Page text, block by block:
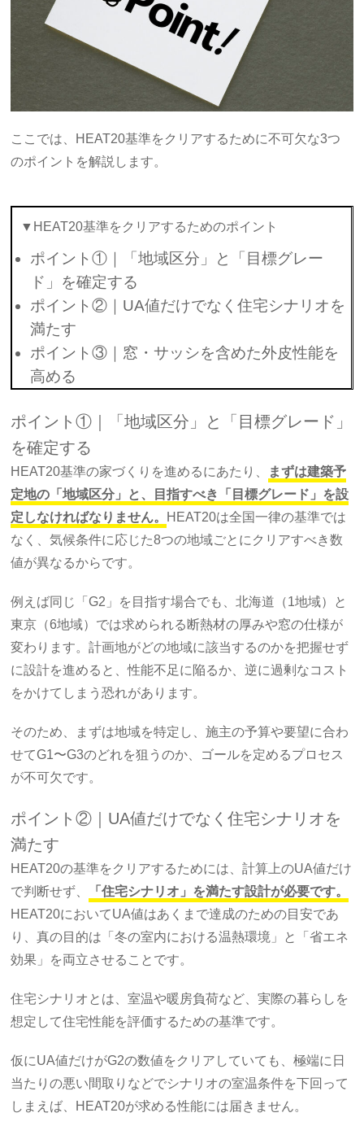
ここでは、HEAT20基準をクリアするために不可欠な3つ
のポイントを解説します。
▼HEAT20基準をクリアするためのポイント
ポイント①｜「地域区分」と「目標グレー
ド」を確定する
ポイント②｜UA値だけでなく住宅シナリオを
満たす
ポイント③｜窓・サッシを含めた外皮性能を
高める
ポイント①｜「地域区分」と「目標グレード」
を確定する
HEAT20基準の家づくりを進めるにあたり、
まずは建築予
定地の「地域区分」と、目指すべき「目標グレード」を設
定しなければなりません。 HEAT20は全国一律の基準では
なく、気候条件に応じた8つの地域ごとにクリアすべき数
値が異なるからです。
例えば同じ「G2」を目指す場合でも、北海道（1地域）と
東京（6地域）では求められる断熱材の厚みや窓の仕様が
変わります。計画地がどの地域に該当するのかを把握せず
に設計を進めると、性能不足に陥るか、逆に過剰なコスト
をかけてしまう恐れがあります。
そのため、まずは地域を特定し、施主の予算や要望に合わ
せてG1〜G3のどれを狙うのか、ゴールを定めるプロセス
が不可欠です。
ポイント②｜UA値だけでなく住宅シナリオを
満たす
HEAT20の基準をクリアするためには、計算上のUA値だけ
で判断せず、
「住宅シナリオ」を満たす設計が必要です。
HEAT20においてUA値はあくまで達成のための目安であ
り、真の目的は「冬の室内における温熱環境」と「省エネ
効果」を両立させることです。
住宅シナリオとは、室温や暖房負荷など、実際の暮らしを
想定して住宅性能を評価するための基準です。
仮にUA値だけがG2の数値をクリアしていても、極端に日
当たりの悪い間取りなどでシナリオの室温条件を下回って
しまえば、HEAT20が求める性能には届きません。